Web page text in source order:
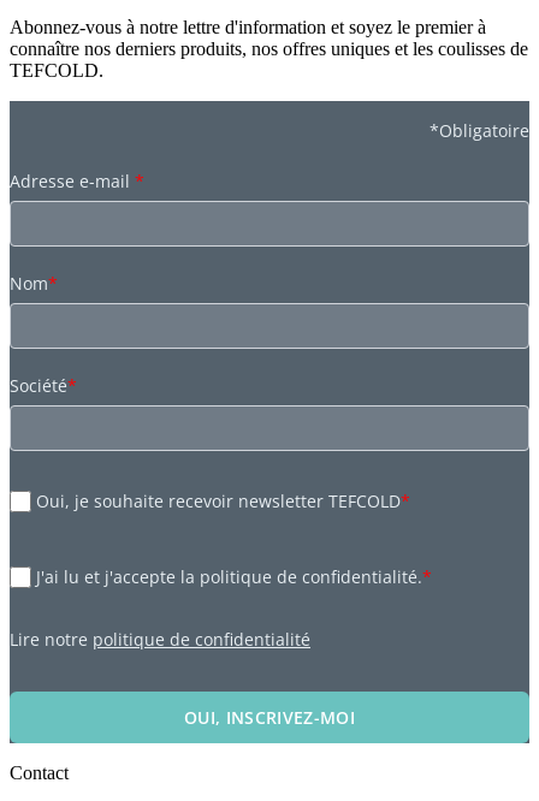
Abonnez-vous à notre lettre d'information et soyez le premier à
connaître nos derniers produits, nos offres uniques et les coulisses de
TEFCOLD.
*Obligatoire
Adresse e-mail *
Nom*
Société*
Oui, je souhaite recevoir newsletter TEFCOLD*
J'ai lu et j'accepte la politique de confidentialité.*
Lire notre politique de confidentialité
OUI, INSCRIVEZ-MOI
Contact